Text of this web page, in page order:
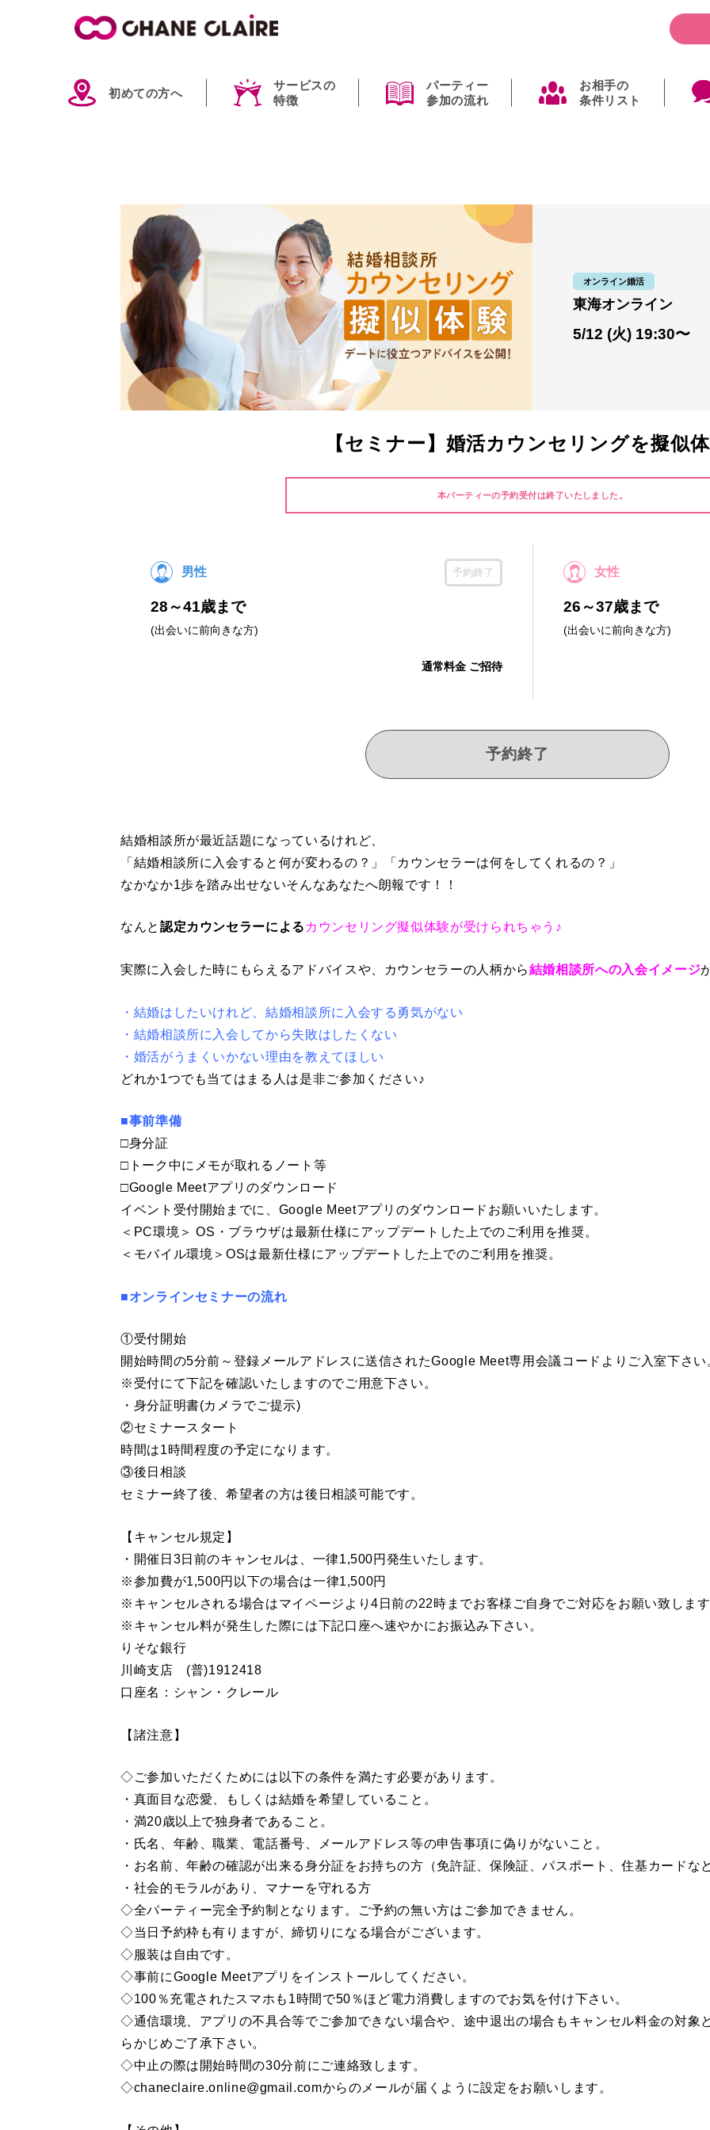
初めての方へ
サービスの
特徴
パーティー
参加の流れ
お相手の
条件リスト
5/12 (火) 19:30〜
オンライン婚活
東海オンライン
【セミナー】婚活カウンセリングを擬似
本パーティーの予約受付は終了いたしました。
男性 予約終了
28～41歳まで
(出会いに前向きな方)
通常料金 ご招待
女性
26～37歳まで
(出会いに前向きな方)
予約終了
結婚相談所が最近話題になっているけれど、
「結婚相談所に入会すると何が変わるの？」「カウンセラーは何をしてくれるの？」
なかなか1歩を踏み出せないそんなあなたへ朗報です！！
なんと 認定カウンセラーによる カウンセリング擬似体験が受けられちゃう♪
実際に入会した時にもらえるアドバイスや、カウンセラーの人柄から結婚相談所への入会イメージ
・結婚はしたいけれど、結婚相談所に入会する勇気がない
・結婚相談所に入会してから失敗はしたくない
・婚活がうまくいかない理由を教えてほしい
どれか1つでも当てはまる人は是非ご参加ください♪
■事前準備
□身分証
□トーク中にメモが取れるノート等
□Google Meetアプリのダウンロード
イベント受付開始までに、Google Meetアプリのダウンロードお願いいたします。
＜PC環境＞ OS・ブラウザは最新仕様にアップデートした上でのご利用を推奨。
＜モバイル環境＞OSは最新仕様にアップデートした上でのご利用を推奨。
■オンラインセミナーの流れ
①受付開始
開始時間の5分前～登録メールアドレスに送信されたGoogle Meet専用会議コードよりご入室下さい
※受付にて下記を確認いたしますのでご用意下さい。
・身分証明書(カメラでご提示)
②セミナースタート
時間は1時間程度の予定になります。
③後日相談
セミナー終了後、希望者の方は後日相談可能です。
【キャンセル規定】
・開催日3日前のキャンセルは、一律1,500円発生いたします。
※参加費が1,500円以下の場合は一律1,500円
※キャンセルされる場合はマイページより4日前の22時までお客様ご自身でご対応をお願い致します
※キャンセル料が発生した際には下記口座へ速やかにお振込み下さい。
りそな銀行
川崎支店 (普)1912418
口座名：シャン・クレール
【諸注意】
◇ご参加いただくためには以下の条件を満たす必要があります。
・真面目な恋愛、もしくは結婚を希望していること。
・満20歳以上で独身者であること。
・氏名、年齢、職業、電話番号、メールアドレス等の申告事項に偽りがないこと。
・お名前、年齢の確認が出来る身分証をお持ちの方（免許証、保険証、パスポート、住基カードなど
・社会的モラルがあり、マナーを守れる方
◇全パーティー完全予約制となります。ご予約の無い方はご参加できません。
◇当日予約枠も有りますが、締切りになる場合がございます。
◇服装は自由です。
◇事前にGoogle Meetアプリをインストールしてください。
◇100％充電されたスマホも1時間で50％ほど電力消費しますのでお気を付け下さい。
◇通信環境、アプリの不具合等でご参加できない場合や、途中退出の場合もキャンセル料金の対象
らかじめご了承下さい。
◇中止の際は開始時間の30分前にご連絡致します。
◇chaneclaire.online@gmail.comからのメールが届くように設定をお願いします。